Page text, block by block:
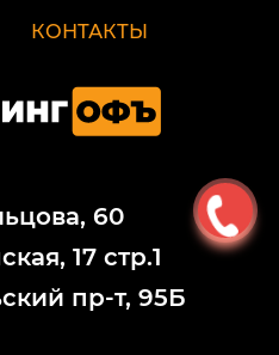
КОНТАКТЫ
60
17 стр.1
пр-т, 95Б